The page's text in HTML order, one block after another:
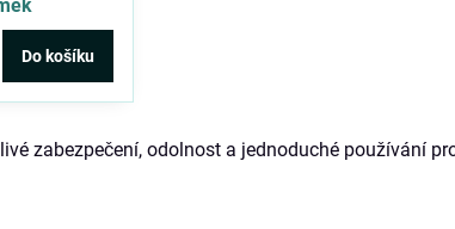
Do košíku
zabezpečení, odolnost a jednoduché používání